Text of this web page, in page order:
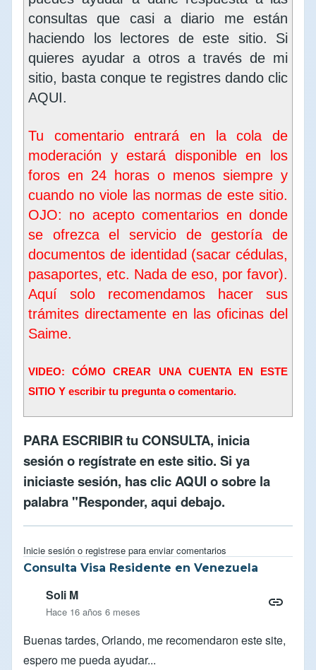
consultas que casi a diario me están
haciendo los lectores de este sitio. Si
quieres ayudar a otros a través de mi
sitio, basta conque te registres dando clic
AQUI.
Tu comentario entrará en la cola de
moderación y estará disponible en los
foros en 24 horas o menos siempre y
cuando no viole las normas de este sitio.
OJO: no acepto comentarios en donde
se ofrezca el servicio de gestoría de
documentos de identidad (sacar cédulas,
pasaportes, etc. Nada de eso, por favor).
Aquí solo recomendamos hacer sus
trámites directamente en las oficinas del
Saime.
VIDEO: CÓMO CREAR UNA CUENTA EN ESTE
SITIO Y escribir tu pregunta o comentario.
PARA ESCRIBIR tu CONSULTA, inicia
sesióno regístrate en este sitio. Si ya
iniciaste sesión, has clicAQUI o sobre la
palabra "Responder, aqui debajo.
Inicie sesión o registrese para enviar comentarios
Consulta Visa Residente en Venezuela
Soli M
Hace 16 años 6 meses
Buenas tardes, Orlando, me recomendaron este site,
espero me pueda ayudar...